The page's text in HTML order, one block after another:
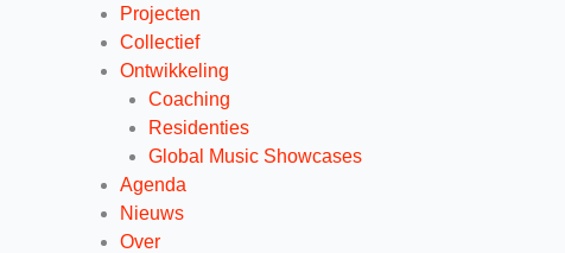
Projecten
Collectief
Ontwikkeling
Coaching
Residenties
Global Music Showcases
Agenda
Nieuws
Over